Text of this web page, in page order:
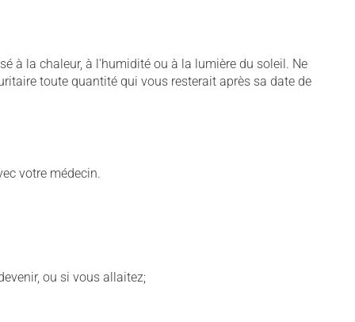
à la chaleur, à l'humidité ou à la lumière du soleil. Ne
toute quantité qui vous resterait après sa date de
votre médecin.
ou si vous allaitez;